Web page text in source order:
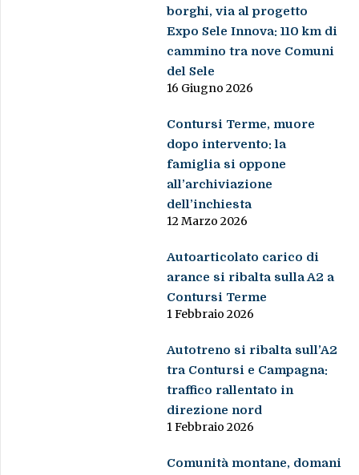
borghi, via al progetto
Expo Sele Innova: 110 km di
cammino tra nove Comuni
del Sele
16 Giugno 2026
Contursi Terme, muore
dopo intervento: la
famiglia si oppone
all’archiviazione
dell’inchiesta
12 Marzo 2026
Autoarticolato carico di
arance si ribalta sulla A2 a
Contursi Terme
1 Febbraio 2026
Autotreno si ribalta sull’A2
tra Contursi e Campagna:
traffico rallentato in
direzione nord
1 Febbraio 2026
Comunità montane, domani